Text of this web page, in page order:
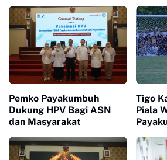
Pemko Payakumbuh
Dukung HPV Bagi ASN
dan Masyarakat
Tigo
Piala